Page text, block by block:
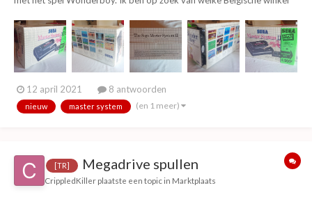
dat daar ook de seal van afkomstig is....
12 april 2021 8 antwoorden
nieuw master system (en 1 meer)
[TR] Megadrive spullen
CrippledKiller plaatste een topic in Marktplaats